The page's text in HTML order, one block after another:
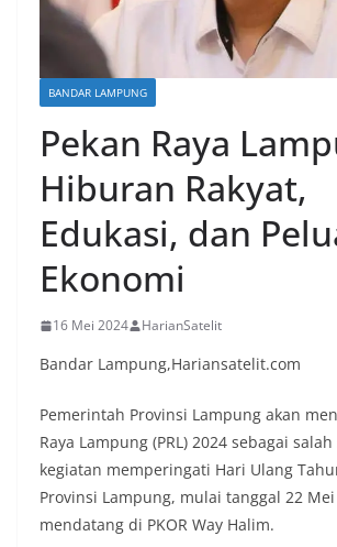
BANDAR LAMPUNG
Pekan Raya
Hiburan Rakyat,
Edukasi, dan
Ekonomi
16 Mei 2024 HarianSatelit
Bandar Lampung,Hariansatelit.com
Pemerintah Provinsi Lampung akan
Raya Lampung (PRL) 2024 sebagai
kegiatan memperingati Hari Ulang
Provinsi Lampung, mulai tanggal 22 Mei
mendatang di PKOR Way Halim.